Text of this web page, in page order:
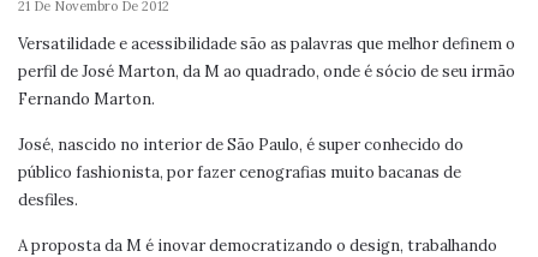
21 De Novembro De 2012
Versatilidade e acessibilidade são as palavras que melhor definem o
perfil de José Marton, da M ao quadrado, onde é sócio de seu irmão
Fernando Marton.
José, nascido no interior de São Paulo, é super conhecido do
público fashionista, por fazer cenografias muito bacanas de
desfiles.
A proposta da M é inovar democratizando o design, trabalhando